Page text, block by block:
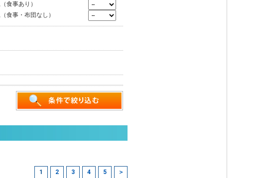
食事あり）
食事・布団なし）
1 2 3 4 5 ＞